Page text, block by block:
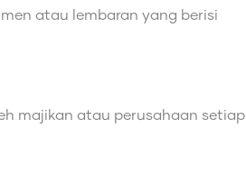
atau lembaran yang berisi
majikan atau perusahaan setiap